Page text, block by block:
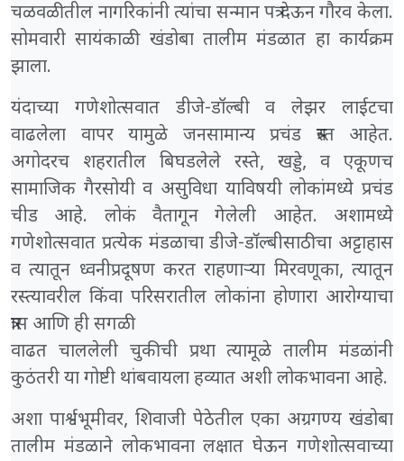
चळवळीतील नागरिकांनी त्यांचा सन्मान पत्र देऊन गौरव केला.
सोमवारी सायंकाळी खंडोबा तालीम मंडळात हा कार्यक्रम
झाला.
यंदाच्या गणेशोत्सवात डीजे-डॉल्बी व लेझर लाईटचा
वाढलेला वापर यामुळे जनसामान्य प्रचंड त्रस्त आहेत.
अगोदरच शहरातील बिघडलेले रस्ते, खड्डे, व एकूणच
सामाजिक गैरसोयी व असुविधा याविषयी लोकांमध्ये प्रचंड
चीड आहे. लोकं वैतागून गेलेली आहेत. अशामध्ये
गणेशोत्सवात प्रत्येक मंडळाचा डीजे-डाॅल्बीसाठीचा अट्टाहास
व त्यातून ध्वनीप्रदूषण करत राहणाऱ्या मिरवणूका, त्यातून
रस्त्यावरील किंवा परिसरातील लोकांना होणारा आरोग्याचा
त्रास आणि ही सगळी
वाढत चाललेली चुकीची प्रथा त्यामूळे तालीम मंडळांनी
कुठंतरी या गोष्टी थांबवायला हव्यात अशी लोकभावना आहे.
अशा पार्श्वभूमीवर, शिवाजी पेठेतील एका अग्रगण्य खंडोबा
तालीम मंडळाने लोकभावना लक्षात घेऊन गणेशोत्सवाच्या